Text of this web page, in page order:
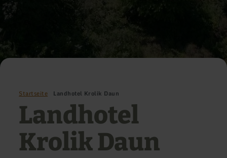
Startseite Landhotel Krolik Daun
Landhotel
Krolik Daun